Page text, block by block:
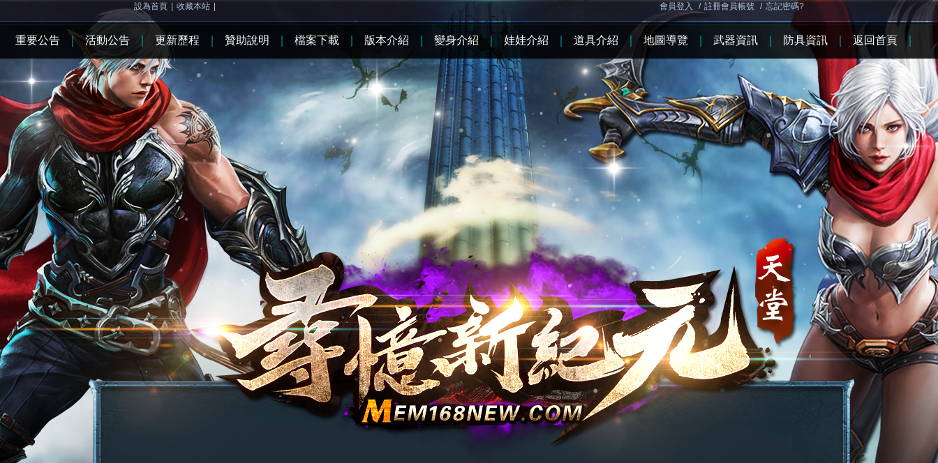
設為首頁 收藏本站 會員登入 / 註冊會員帳號 / 忘記密碼?